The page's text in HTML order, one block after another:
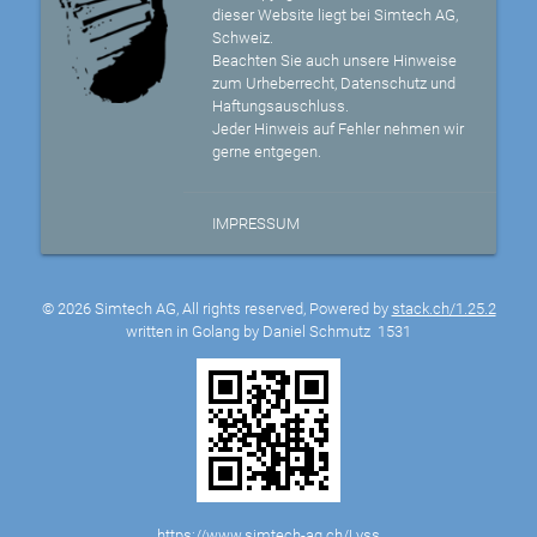
dieser Website liegt bei Simtech AG,
Schweiz.
Beachten Sie auch unsere Hinweise
zum Urheberrecht, Datenschutz und
Haftungsauschluss.
Jeder Hinweis auf Fehler nehmen wir
gerne entgegen.
IMPRESSUM
© 2026 Simtech AG, All rights reserved, Powered by stack.ch/1.25.2
written in Golang by Daniel Schmutz 1531